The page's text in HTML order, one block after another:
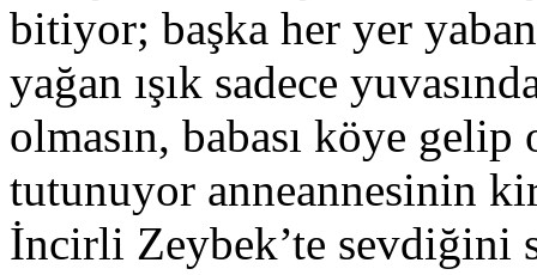
bitiyor; başka her yer
yağan ışık sadece
olmasın, babası köye
tutunuyor anneannesinin
İncirli Zeybek’te sevdiğini